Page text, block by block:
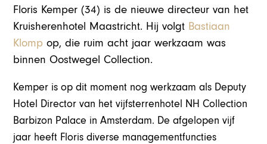
Floris Kemper (34) is de nieuwe directeur van het
Kruisherenhotel Maastricht. Hij volgt Bastiaan
Klomp op, die ruim acht jaar werkzaam was
binnen Oostwegel Collection.
Kemper is op dit moment nog werkzaam als Deputy
Hotel Director van het vijfsterrenhotel NH Collection
Barbizon Palace in Amsterdam. De afgelopen vijf
jaar heeft Floris diverse managementfuncties